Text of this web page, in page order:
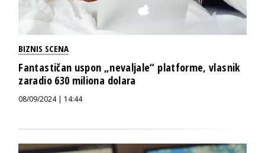
BIZNIS SCENA
Fantastičan uspon „nevaljale“ platforme, vlasnik
zaradio 630 miliona dolara
08/09/2024 | 14:44